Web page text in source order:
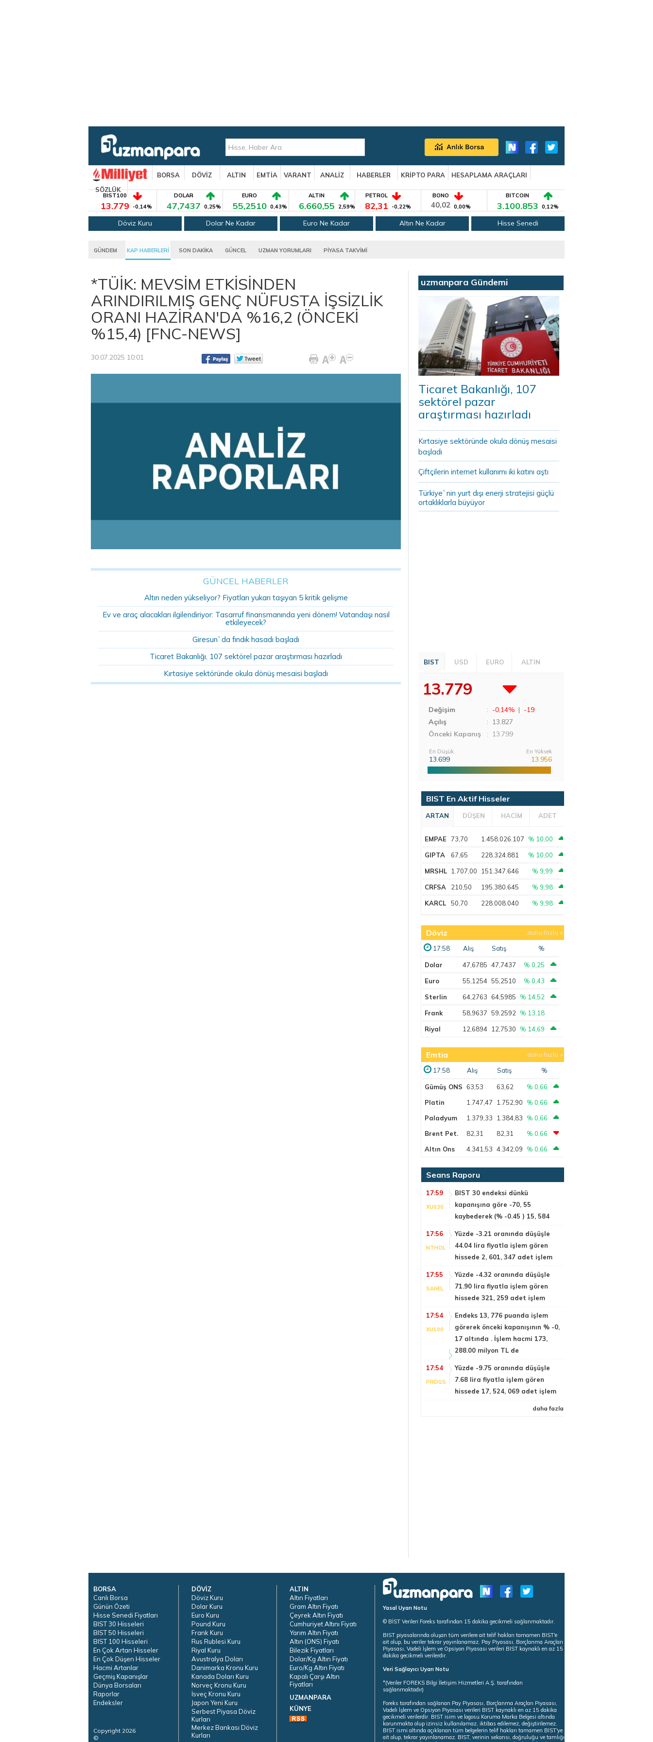
BORSA DÖVİZ ALTIN EMTİA VARANT ANALİZ HABERLER KRİPTO PARA
HESAPLAMA ARAÇLARI
SÖZLÜK
BIST100
13.779 -0,14%
DOLAR
47,7437 0,25%
EURO
55,2510 0,43%
ALTIN
6.660,55 2,59%
PETROL
82,31 -0,22%
BONO
40,02 0,00%
BITCOIN
3.100.853 0,12%
Döviz Kuru Dolar Ne Kadar Euro Ne Kadar Altın Ne Kadar Hisse Senedi
GÜNDEM KAP HABERLERİ SON DAKİKA GÜNCEL UZMAN YORUMLARI PİYASA TAKVİMİ
*TÜİK: MEVSİM ETKİSİNDEN
ARINDIRILMIŞ GENÇ NÜFUSTA İŞSİZLİK
ORANI HAZİRAN'DA %16,2 (ÖNCEKİ
%15,4) [FNC-NEWS]
30.07.2025 10:01
GÜNCEL HABERLER
Altın neden yükseliyor? Fiyatları yukarı taşıyan 5 kritik gelişme
Ev ve araç alacakları ilgilendiriyor: Tasarruf finansmanında yeni dönem! Vatandaşı nasıl
etkileyecek?
Giresun`da fındık hasadı başladı
Ticaret Bakanlığı, 107 sektörel pazar araştırması hazırladı
Kırtasiye sektöründe okula dönüş mesaisi başladı
uzmanpara Gündemi
Ticaret Bakanlığı, 107
sektörel pazar
araştırması hazırladı
Kırtasiye sektöründe okula dönüş mesaisi
başladı
Çiftçilerin internet kullanımı iki katını aştı
Türkiye`nin yurt dışı enerji stratejisi güçlü
ortaklıklarla büyüyor
BIST USD EURO ALTIN
13.779
Değişim : -0,14% | -19
Açılış
: 13.827
Önceki Kapanış
: 13.799
En Düşük
13.699
En Yüksek
13.956
BIST En Aktif Hisseler
ARTAN DÜŞEN HACİM ADET
EMPAE 73,70 1.458.026.107 % 10,00
GIPTA 67,65 228.324.881 % 10,00
MRSHL 1.707,00 151.347.646 % 9,99
CRFSA 210,50 195.380.645 % 9,98
KARCL 50,70 228.008.040 % 9,98
Döviz daha fazla
17:58 Alış Satış %
Dolar 47,6785 47,7437 % 0,25
Euro 55,1254 55,2510 % 0,43
Sterlin 64,2763 64,5985 % 14,52
Frank 58,9637 59,2592 % 13,18
Riyal 12,6894 12,7530 % 14,69
Emtia daha fazla
17:58 Alış Satış %
Gümüş ONS 63,53 63,62
% 0,66
Platin
1.747,47 1.752,90
% 0,66
Paladyum
1.379,33 1.384,83
% 0,66
Brent Pet.
82,31 82,31
% 0,66
Altın Ons
4.341,53 4.342,09 % 0,66
Seans Raporu
17:59
XU030
BIST 30 endeksi dünkü
kapanışına göre -70, 55
kaybederek (% -0.45 ) 15, 584
17:56
NTHOL
Yüzde -3.21 oranında düşüşle
44.04 lira fiyatla işlem gören
hissede 2, 601, 347 adet işlem
17:55
SANEL
Yüzde -4.32 oranında düşüşle
71.90 lira fiyatla işlem gören
hissede 321, 259 adet işlem
17:54
XU100
Endeks 13, 776 puanda işlem
görerek önceki kapanışının % -0,
17 altında . İşlem hacmi 173,
288.00 milyon TL de
17:54
PRDGS
Yüzde -9.75 oranında düşüşle
7.68 lira fiyatla işlem gören
hissede 17, 524, 069 adet işlem
daha fazla
BORSA
Canlı Borsa
Günün Özeti
Hisse Senedi Fiyatları
BIST 30 Hisseleri
BIST 50 Hisseleri
BIST 100 Hisseleri
En Çok Artan Hisseler
En Çok Düşen Hisseler
Hacmi Artanlar
Geçmiş Kapanışlar
Dünya Borsaları
Raporlar
Endeksler
Copyright 2026
©
DÖVİZ
Döviz Kuru
Dolar Kuru
Euro Kuru
Pound Kuru
Frank Kuru
Rus Rublesi Kuru
Riyal Kuru
Avustralya Doları
Danimarka Kronu Kuru
Kanada Doları Kuru
Norveç Kronu Kuru
İsveç Kronu Kuru
Japon Yeni Kuru
Serbest Piyasa Döviz
Kurları
Merkez Bankası Döviz
Kurları
ALTIN
Altın Fiyatları
Gram Altın Fiyatı
Çeyrek Altın Fiyatı
Cumhuriyet Altını Fiyatı
Yarım Altın Fiyatı
Altın (ONS) Fiyatı
Bilezik Fiyatları
Dolar/Kg Altın Fiyatı
Euro/Kg Altın Fiyatı
Kapalı Çarşı Altın
Fiyatları
UZMANPARA
KÜNYE
Yasal Uyarı Notu
© BİST Verileri Foreks tarafından 15 dakika gecikmeli sağlanmaktadır.
BIST piyasalarında oluşan tüm verilere ait telif hakları tamamen BIST'e
ait olup, bu veriler tekrar yayınlanamaz. Pay Piyasası, Borçlanma Araçları
Piyasası, Vadeli İşlem ve Opsiyon Piyasası verileri BIST kaynaklı en az 15
dakika gecikmeli verilerdir.
Veri Sağlayıcı Uyarı Notu
*(Veriler FOREKS Bilgi İletişim Hizmetleri A.Ş. tarafından
sağlanmaktadır)
Foreks tarafından sağlanan Pay Piyasası, Borçlanma Araçları Piyasası,
Vadeli İşlem ve Opsiyon Piyasası verileri BIST kaynaklı en az 15 dakika
gecikmeli verilerdir. BIST isim ve logosu Koruma Marka Belgesi altında
korunmakta olup izinsiz kullanılamaz, iktibas edilemez, değiştirilemez.
BIST ismi altında açıklanan tüm belgelerin telif hakları tamamen BIST'ye
ait olup, tekrar yayınlanamaz. BIST, verinin sekansı, doğruluğu ve tamlığı